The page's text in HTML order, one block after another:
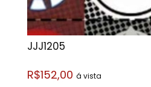
JJJ1205
R$152,00 á vista